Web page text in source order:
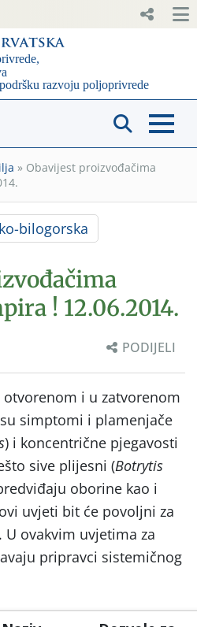
» Obavijest proizvođačima
bilogorska
! 12.06.2014.
PODIJELI
i u zatvorenom
simptomi i plamenjače
) i koncentrične pjegavosti
sive plijesni (Botrytis
oborine kao i
uvjeti bit će povoljni za
ovakvim uvjetima za
pripravci sistemičnog